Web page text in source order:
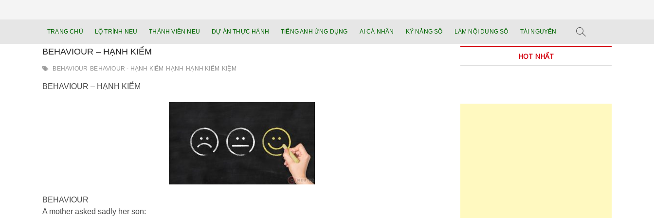
lực cá nhân trong thời đại AI
TRANG CHỦ LỘ TRÌNH NEU THÀNH VIÊN NEU DỰ ÁN THỰC HÀNH TIẾNG ANH ỨNG DỤNG AI CÁ NHÂN KỸ NĂNG SỐ LÀM NỘI DUNG SỐ TÀI NGUYÊN
BEHAVIOUR – HẠNH KIỂM
BEHAVIOUR BEHAVIOUR - HẠNH KIỂM HẠNH HẠNH KIỂM KIỆM
BEHAVIOUR – HẠNH KIỂM
BEHAVIOUR
A mother asked sadly her son:
HOT NHẤT